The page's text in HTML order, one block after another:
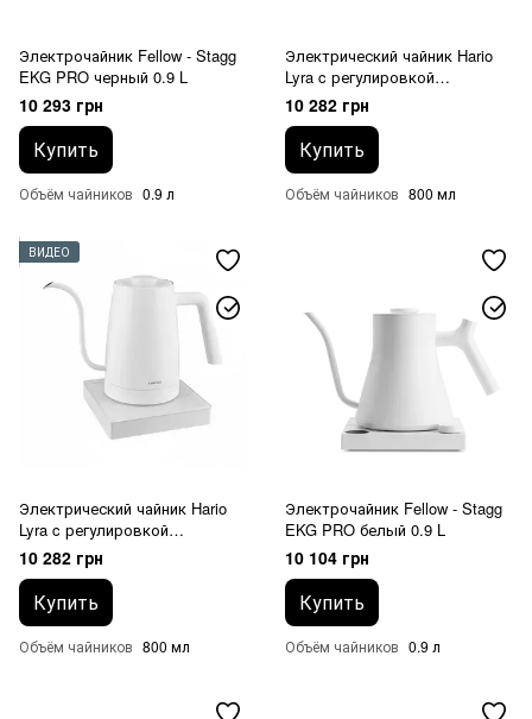
Электрочайник Fellow - Stagg
EKG PRO черный 0.9 L
10 293 грн
Купить
Объём чайников 0.9 л
Электрический чайник Hario
Lyra c регулировкой
температуры Черный 800 мл
10 282 грн
Купить
Объём чайников 800 мл
ВИДЕО
Электрический чайник Hario
Lyra c регулировкой
температуры Белый 800 мл
10 282 грн
Купить
Объём чайников 800 мл
Электрочайник Fellow - Stagg
EKG PRO белый 0.9 L
10 104 грн
Купить
Объём чайников 0.9 л